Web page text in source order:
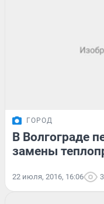
ГОРОД
В Волгограде
замены
22 июля, 2016, 16:06